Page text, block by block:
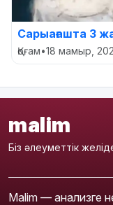
Сарыағашта 3
Қоғам•18 мамыр,
malim
Біз әлеуметтік
Malim — анализге